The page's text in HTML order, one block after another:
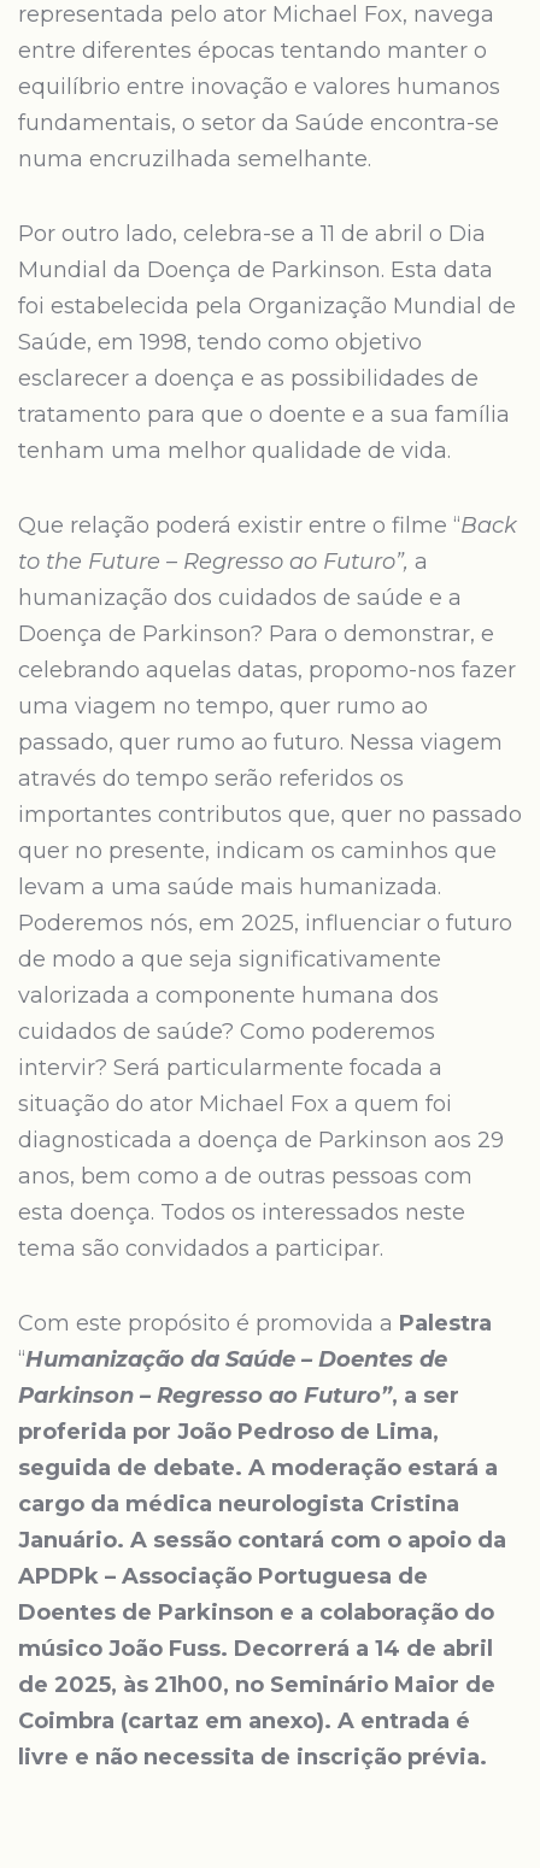
representada pelo ator Michael Fox, navega
entre diferentes épocas tentando manter o
equilíbrio entre inovação e valores humanos
fundamentais, o setor da Saúde encontra-se
numa encruzilhada semelhante.
Por outro lado, celebra-se a 11 de abril o Dia
Mundial da Doença de Parkinson. Esta data
foi estabelecida pela Organização Mundial de
Saúde, em 1998, tendo como objetivo
esclarecer a doença e as possibilidades de
tratamento para que o doente e a sua família
tenham uma melhor qualidade de vida.
Que relação poderá existir entre o filme “Back
to the Future – Regresso ao Futuro”, a
humanização dos cuidados de saúde e a
Doença de Parkinson? Para o demonstrar, e
celebrando aquelas datas, propomo-nos fazer
uma viagem no tempo, quer rumo ao
passado, quer rumo ao futuro. Nessa viagem
através do tempo serão referidos os
importantes contributos que, quer no passado
quer no presente, indicam os caminhos que
levam a uma saúde mais humanizada.
Poderemos nós, em 2025, influenciar o futuro
de modo a que seja significativamente
valorizada a componente humana dos
cuidados de saúde? Como poderemos
intervir? Será particularmente focada a
situação do ator Michael Fox a quem foi
diagnosticada a doença de Parkinson aos 29
anos, bem como a de outras pessoas com
esta doença. Todos os interessados neste
tema são convidados a participar.
Com este propósito é promovida a Palestra
“Humanização da Saúde – Doentes de
Parkinson – Regresso ao Futuro”, a ser
proferida por João Pedroso de Lima,
seguida de debate. A moderação estará a
cargo da médica neurologista Cristina
Januário. A sessão contará com o apoio da
APDPk – Associação Portuguesa de
Doentes de Parkinson e a colaboração do
músico João Fuss. Decorrerá a 14 de abril
de 2025, às 21h00, no Seminário Maior de
Coimbra (cartaz em anexo). A entrada é
livre e não necessita de inscrição prévia.